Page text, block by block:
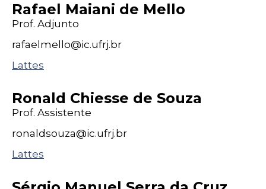
Rafael Maiani de Mello
Prof. Adjunto
rafaelmello@ic.ufrj.br
Lattes
Ronald Chiesse de Souza
Prof. Assistente
ronaldsouza@ic.ufrj.br
Lattes